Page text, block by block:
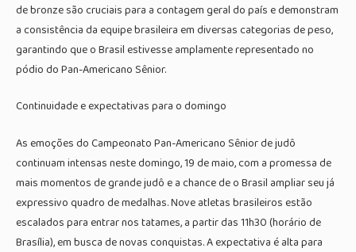
de bronze são cruciais para a contagem geral do país e demonstram
a consistência da equipe brasileira em diversas categorias de peso,
garantindo que o Brasil estivesse amplamente representado no
pódio do Pan-Americano Sênior.
Continuidade e expectativas para o domingo
As emoções do Campeonato Pan-Americano Sênior de judô
continuam intensas neste domingo, 19 de maio, com a promessa de
mais momentos de grande judô e a chance de o Brasil ampliar seu já
expressivo quadro de medalhas. Nove atletas brasileiros estão
escalados para entrar nos tatames, a partir das 11h30 (horário de
Brasília), em busca de novas conquistas. A expectativa é alta para